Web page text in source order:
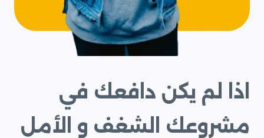
اذا لم يكن دافعك في
مشروعك الشغف و الأمل